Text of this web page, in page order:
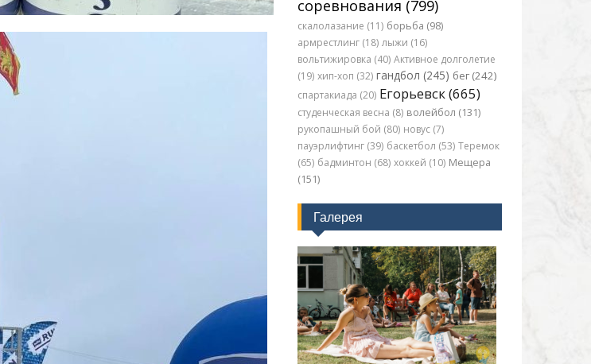
соревнования (799)
скалолазание (11) борьба (98)
армрестлинг (18) лыжи (16)
вольтижировка (40) Активное долголетие
(19) хип-хоп (32) гандбол (245) бег (242)
спартакиада (20) Егорьевск (665)
студенческая весна (8) волейбол (131)
рукопашный бой (80) новус (7)
пауэрлифтинг (39) баскетбол (53) Теремок
(65) бадминтон (68) хоккей (10) Мещера
(151)
Галерея